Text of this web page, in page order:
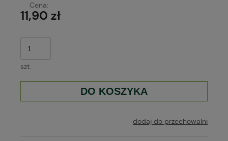
Cena:
11,90 zł
szt.
DO KOSZYKA
dodaj do przechowalni